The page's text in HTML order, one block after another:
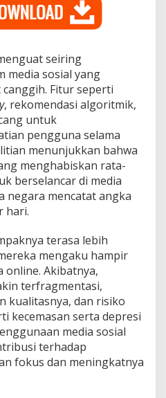
seiring
media sosial yang
Fitur seperti
, rekomendasi algoritmik,
untuk
pengguna selama
menunjukkan bahwa
menghabiskan rata-
berselancar di media
negara mencatat angka
hari.
terasa lebih
mengaku hampir
online. Akibatnya,
terfragmentasi,
kualitasnya, dan risiko
kecemasan serta depresi
media sosial
terhadap
fokus dan meningkatnya